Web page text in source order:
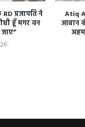
प्रजापति ने
हूँ मगर वन
Atiq
आबान